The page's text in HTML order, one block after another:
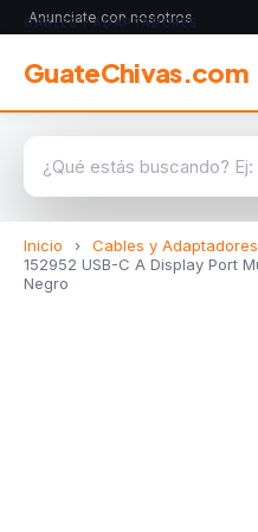
Anunciate con nosotros
GuateChivas.com
Inicio › Cables y Adaptadores
152952 USB-C A Display Port
Negro
CABLES Y ADAPTADORES